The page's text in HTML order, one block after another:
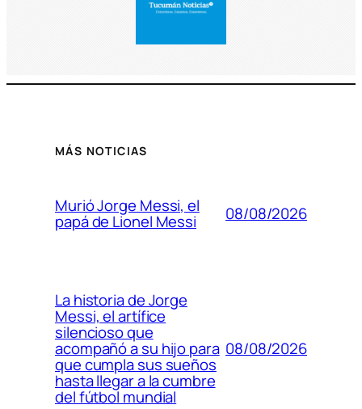
MÁS NOTICIAS
Murió Jorge Messi, el
papá de Lionel Messi 08/08/2026
La historia de Jorge
Messi, el artífice
silencioso que
acompañó a su hijo para
que cumpla sus sueños
hasta llegar a la cumbre
del fútbol mundial
08/08/2026